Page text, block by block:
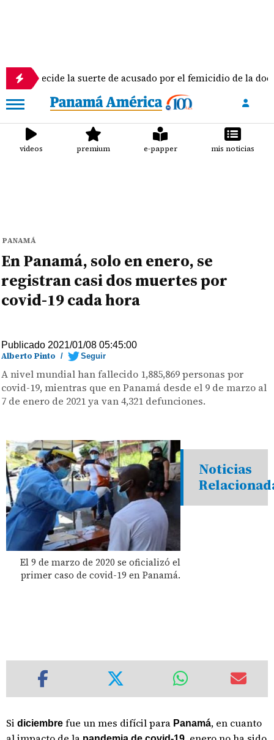
la suerte de acusado por el femicidio de la docente
videos premium e-papper mis noticias
PANAMÁ
En Panamá, solo en enero, se
registran casi dos muertes por
covid-19 cada hora
Publicado 2021/01/08 05:45:00
Alberto Pinto / Seguir
A nivel mundial han fallecido 1,885,869 personas por
covid-19, mientras que en Panamá desde el 9 de marzo al
7 de enero de 2021 ya van 4,321 defunciones.
El 9 de marzo de 2020 se oficializó el
primer caso de covid-19 en Panamá.
Noticias
Si diciembre fue un mes difícil para Panamá, en cuanto